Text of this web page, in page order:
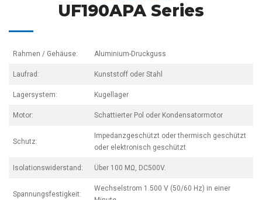
UF190APA Series
Rahmen / Gehäuse: Aluminium-Druckguss
Laufrad: Kunststoff oder Stahl
Lagersystem: Kugellager
Motor: Schattierter Pol oder Kondensatormotor
Schutz:
Impedanzgeschützt oder thermisch geschützt
oder elektronisch geschützt
Isolationswiderstand: Über 100 MΩ, DC500V.
Spannungsfestigkeit:
Wechselstrom 1.500 V (50/60 Hz) in einer